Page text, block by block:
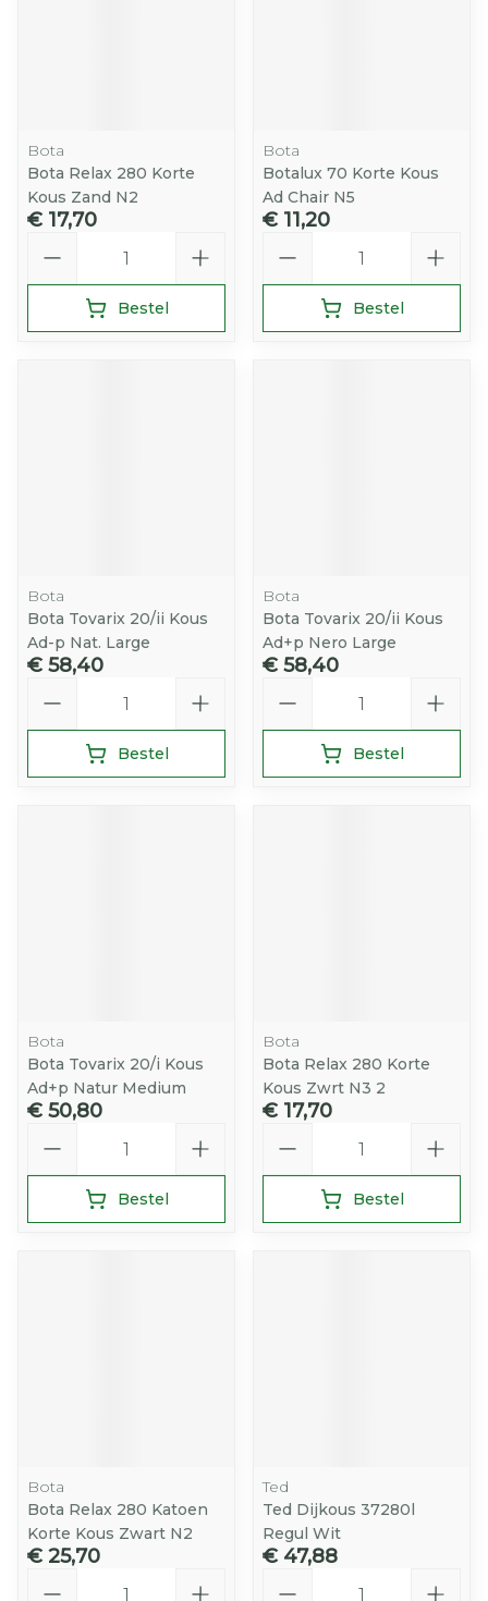
Bota
Bota Relax 280 Korte
Kous Zand N2
€ 17,70
Bestel
Bota
Botalux 70 Korte Kous
Ad Chair N5
€ 11,20
Bestel
Bota
Bota Tovarix 20/ii Kous
Ad-p Nat. Large
€ 58,40
Bestel
Bota
Bota Tovarix 20/ii Kous
Ad+p Nero Large
€ 58,40
Bestel
Bota
Bota Tovarix 20/i Kous
Ad+p Natur Medium
€ 50,80
Bestel
Bota
Bota Relax 280 Korte
Kous Zwrt N3 2
€ 17,70
Bestel
Bota
Bota Relax 280 Katoen
Korte Kous Zwart N2
€ 25,70
Ted
Ted Dijkous 37280l
Regul Wit
€ 47,88